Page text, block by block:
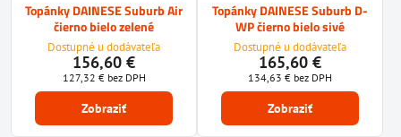
Topánky DAINESE Suburb Air
čierno bielo zelené
Dostupné u dodávateľa
156,60 €
127,32 € bez DPH
Zobraziť
Topánky DAINESE Suburb D-
WP čierno bielo sivé
Dostupné u dodávateľa
165,60 €
134,63 € bez DPH
Zobraziť